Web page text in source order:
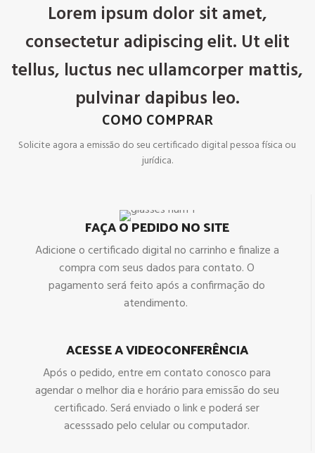
Lorem ipsum dolor sit amet,
consectetur adipiscing elit. Ut elit
tellus, luctus nec ullamcorper mattis,
pulvinar dapibus leo.
COMO COMPRAR
Solicite agora a emissão do seu certificado digital pessoa física ou
jurídica.
FAÇA O PEDIDO NO SITE
Adicione o certificado digital no carrinho e finalize a
compra com seus dados para contato. O
pagamento será feito após a confirmação do
atendimento.
ACESSE A VIDEOCONFERÊNCIA
Após o pedido, entre em contato conosco para
agendar o melhor dia e horário para emissão do seu
certificado. Será enviado o link e poderá ser
acesssado pelo celular ou computador.